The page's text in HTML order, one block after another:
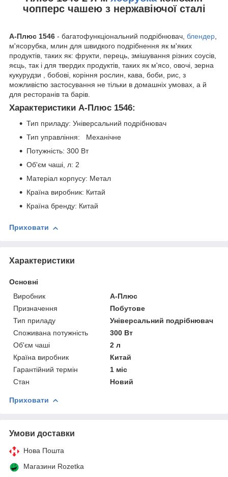
чопперс чашею з нержавіючої сталі
А-Плюс 1546 - багатофункціональний подрібнювач, блендер,
м'ясорубка, млин для швидкого подрібнення як м'яких
продуктів, таких як: фрукти, перець, змішування різних соусів,
яєць, так і для твердих продуктів, таких як м'ясо, овочі, зерна
кукурудзи , бобові, коріння рослин, кава, боби, рис, з
можливістю застосування не тільки в домашніх умовах, а й
для ресторанів та барів.
Характеристики А-Плюс 1546:
Тип приладу: Універсальний подрібнювач
Тип управління: Механічне
Потужність: 300 Вт
Об'єм чаші, л: 2
Матеріал корпусу: Метал
Країна виробник: Китай
Країна бренду: Китай
Приховати
Характеристики
Основні
Виробник
А-Плюс
Призначення
Побутове
Тип приладу
Універсальний подрібнювач
Споживана потужність
300 Вт
Об'єм чаші
2 л
Країна виробник
Китай
Гарантійний термін
1 міс
Стан
Новий
Приховати
Умови доставки
Нова Пошта
Магазини Rozetka